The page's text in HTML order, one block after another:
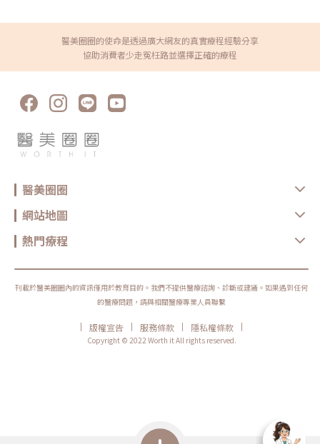
醫美圈圈的使命是透過廣大網友的真實療程經驗分享
協助消費者少走冤枉路並選擇正確的療程
醫美圈圈
網站地圖
熱門療程
刊載於醫美圈圈內的資訊僅用於教育目的。我們不提供醫療諮詢、診斷或建議。如果遇到任何
的醫療問題，請與相關醫療專業人員聯繫
| 版權宣告 | 服務條款 | 隱私權條款
|
Copyright © 2022 Worth it All rights reserved.